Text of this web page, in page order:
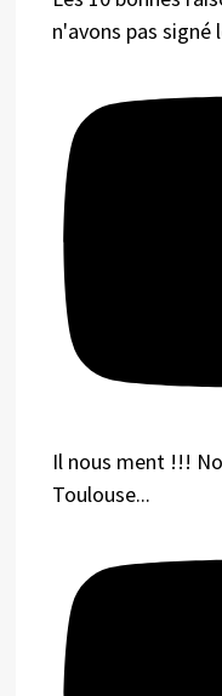
n'avons pas signé
Il nous ment !!!
Toulouse...